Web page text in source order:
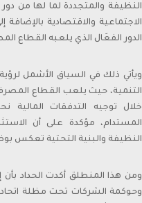
النظيفة والمتجددة لما لها من
الاجتماعية والاقتصادية
الدور الفعَال الذي يلعبه القطاع
التنمية، حيث يلعب القطاع
خلال توجيه التدفقات المالية
المستدام، مؤكدة على أن
النظيفة والبنية التحتية تعكس
ومن هذا المنطلق أكدت الحداد بأن
وحوكمة الشركات تحت مظلة
from 29/4/2012 to
of Commercial
Duaij Al Sabah has been
in Kuwait Institute of
Sheikh Ahmed held the
Clearing Company
of Kuwait from 2018
of Al Tijari Financial
was Project Finance
Manager and Manager